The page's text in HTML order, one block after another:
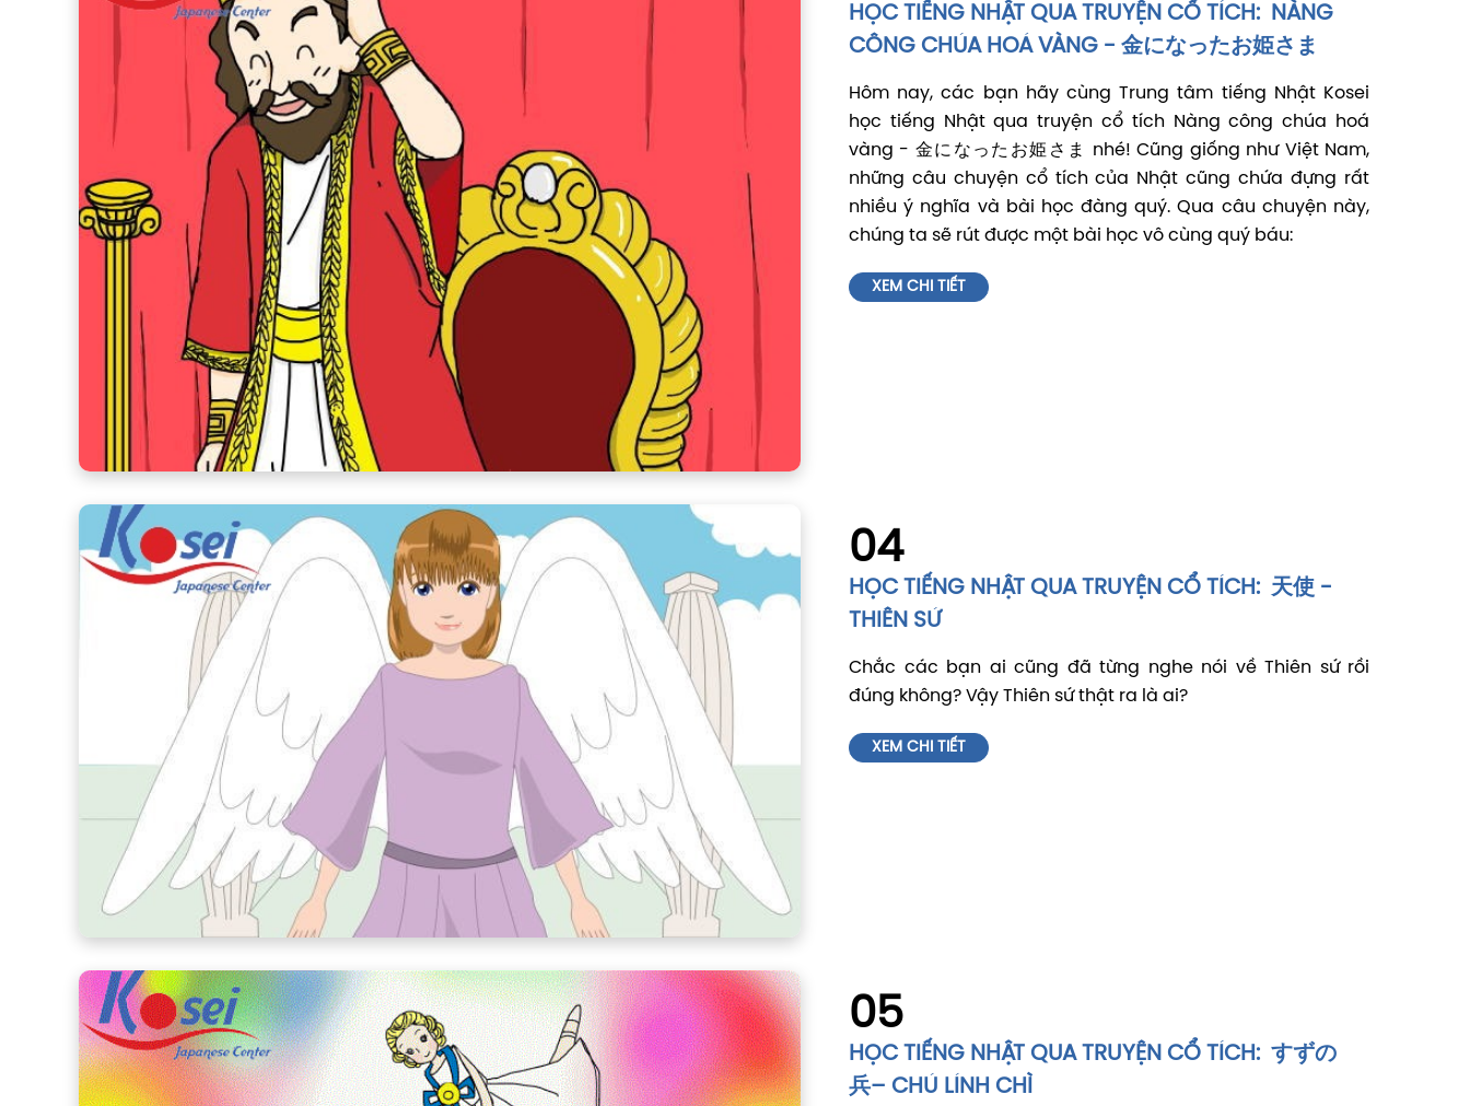
HỌC TIẾNG NHẬT QUA TRUYỆN CỔ TÍCH: NÀNG
CÔNG CHÚA HOÁ VÀNG - 金になったお姫さま
Hôm nay, các bạn hãy cùng Trung tâm tiếng Nhật Kosei
học tiếng Nhật qua truyện cổ tích Nàng công chúa hoá
vàng - 金になったお姫さま nhé! Cũng giống như Việt Nam,
những câu chuyện cổ tích của Nhật cũng chứa đựng rất
nhiều ý nghĩa và bài học đàng quý. Qua câu chuyện này,
chúng ta sẽ rút được một bài học vô cùng quý báu:
XEM CHI TIẾT
04
HỌC TIẾNG NHẬT QUA TRUYỆN CỔ TÍCH: 天使 -
THIÊN SỨ
Chắc các bạn ai cũng đã từng nghe nói về Thiên sứ rồi
đúng không? Vậy Thiên sứ thật ra là ai?
XEM CHI TIẾT
05
HỌC TIẾNG NHẬT QUA TRUYỆN CỔ TÍCH: すずの
兵– CHÚ LÍNH CHÌ